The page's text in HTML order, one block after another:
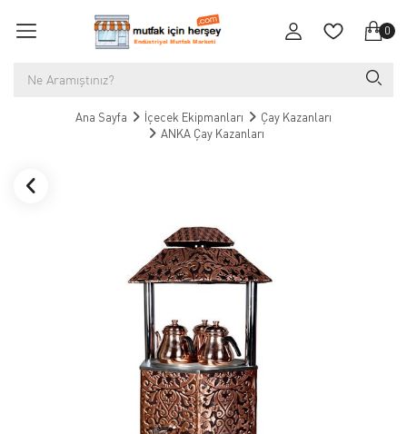
0
Ana Sayfa İçecek Ekipmanları
Çay Kazanları
ANKA Çay Kazanları